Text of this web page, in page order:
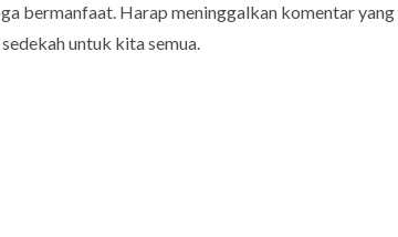
bermanfaat. Harap meninggalkan komentar
untuk kita semua.